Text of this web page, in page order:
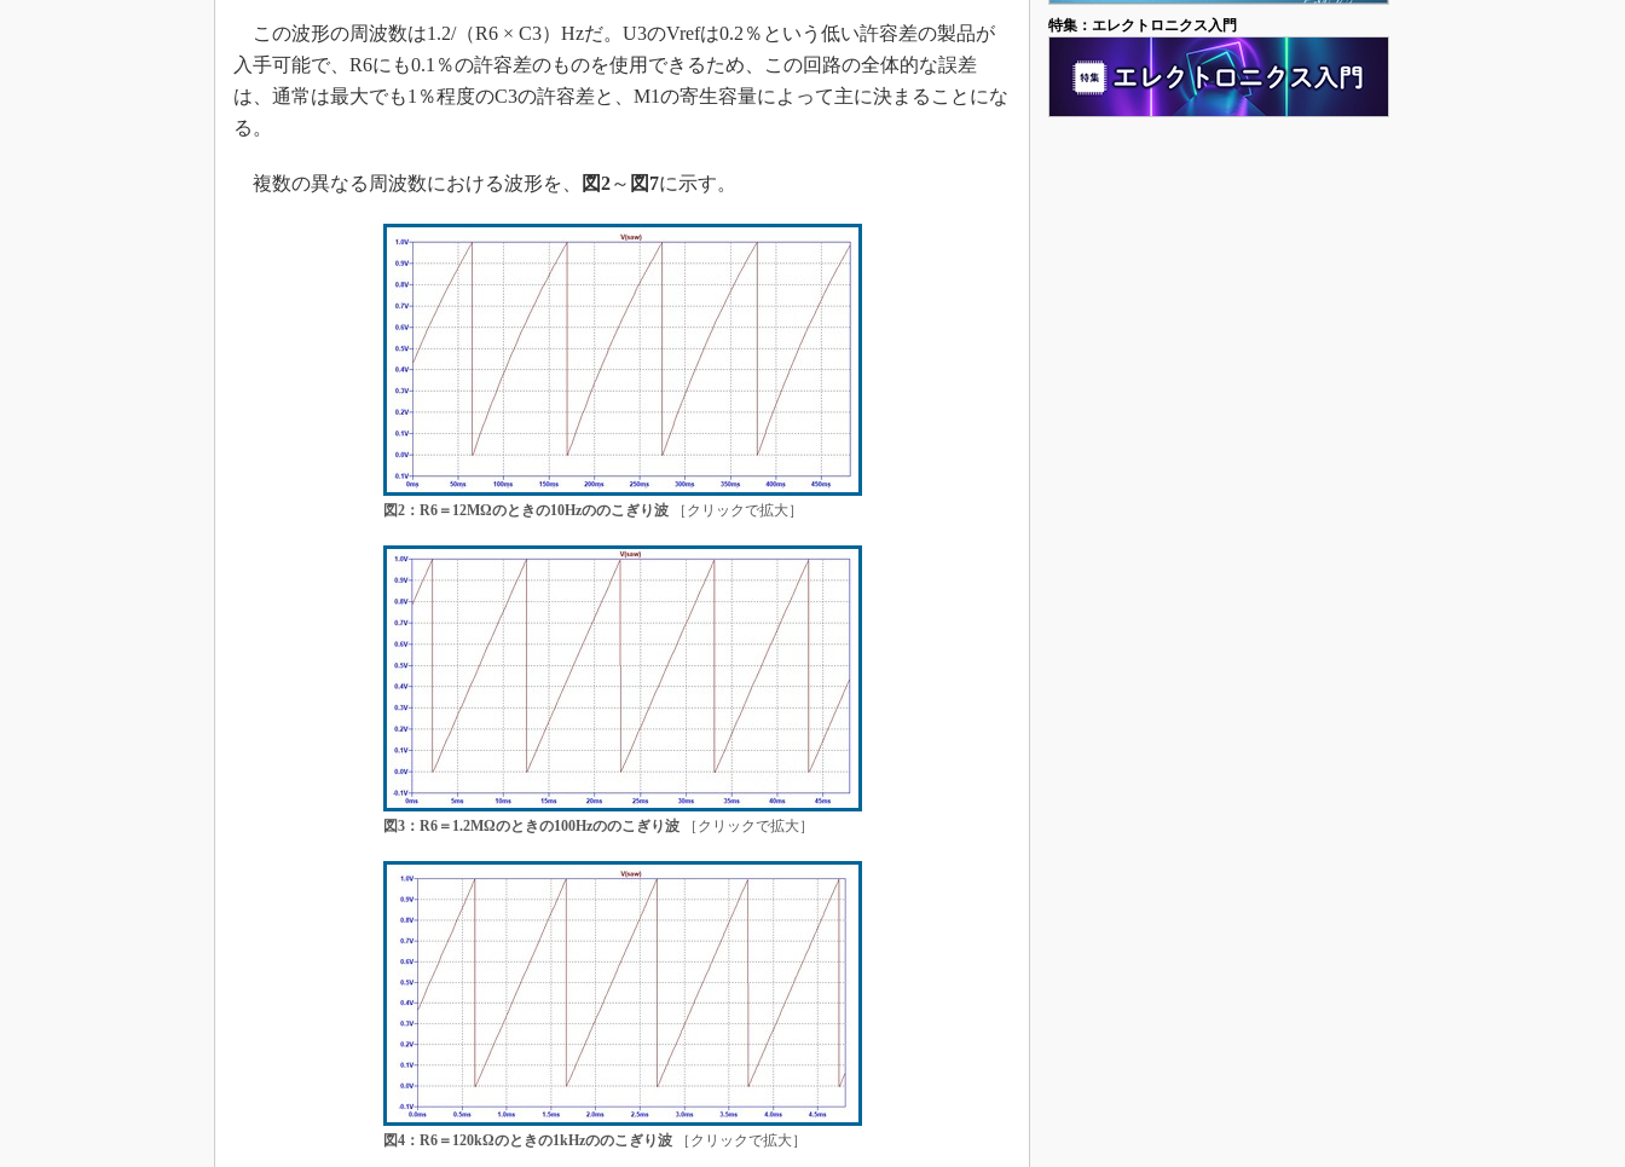
この波形の周波数は1.2/（R6 × C3）Hzだ。U3のVrefは0.2％という低い許容差の製品が
入手可能で、R6にも0.1％の許容差のものを使用できるため、この回路の全体的な誤差
は、通常は最大でも1％程度のC3の許容差と、M1の寄生容量によって主に決まることにな
る。
複数の異なる周波数における波形を、 図2～ 図7に示す。
図2：R6＝12MΩのときの10Hzののこぎり波［クリックで拡大］
図3：R6＝1.2MΩのときの100Hzののこぎり波［クリックで拡大］
図4：R6＝120kΩのときの1kHzののこぎり波［クリックで拡大］
特集：エレクトロニクス入門